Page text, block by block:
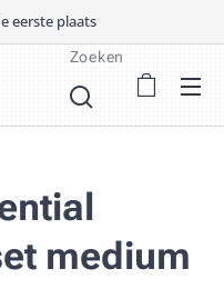
eerste plaats
Zoeken
medium